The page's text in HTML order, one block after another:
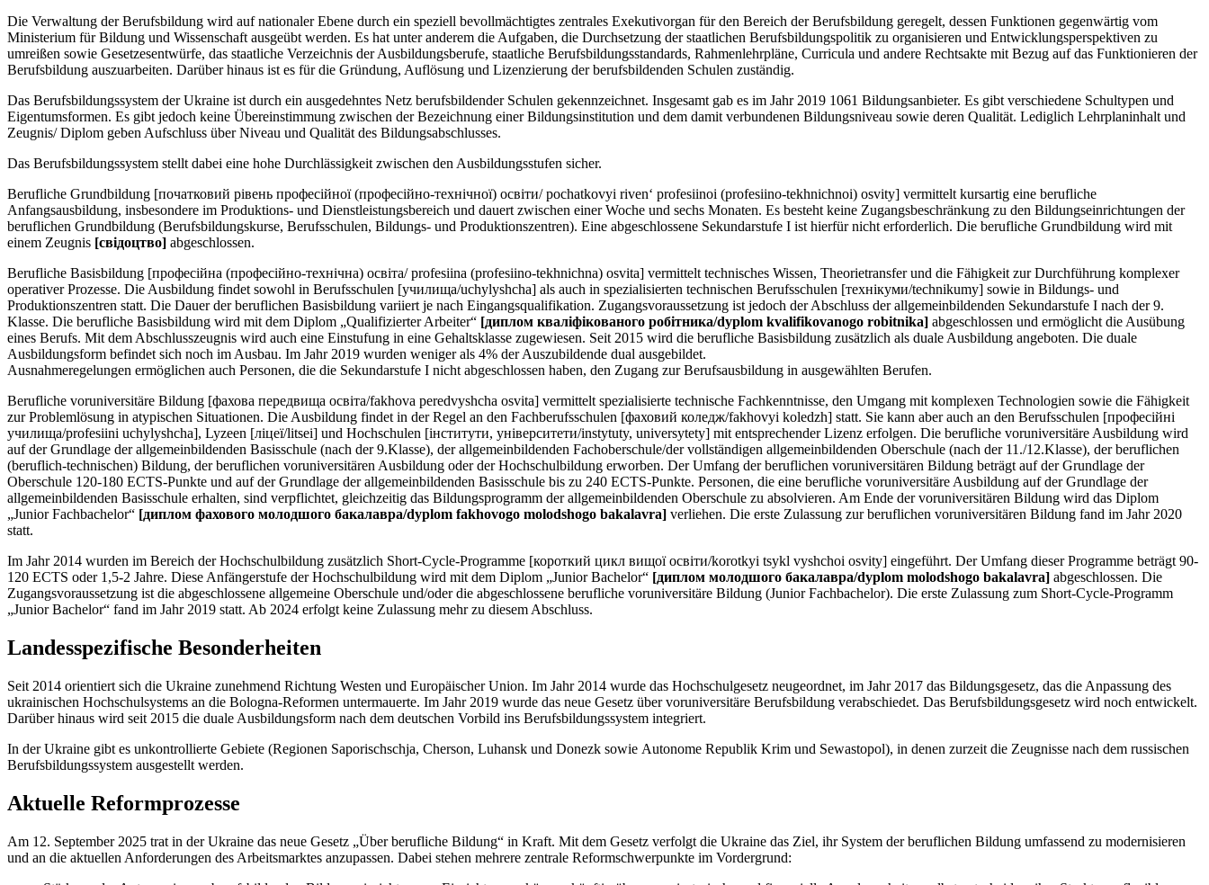
Die Verwaltung der Berufsbildung wird auf nationaler Ebene durch ein speziell bevollmächtigtes zentrales Exekutivorgan für den Bereich der Berufsbildung geregelt, dessen Funktionen gegenwärtig vom
Ministerium für Bildung und Wissenschaft ausgeübt werden. Es hat unter anderem die Aufgaben, die Durchsetzung der staatlichen Berufsbildungspolitik zu organisieren und Entwicklungsperspektiven zu
umreißen sowie Gesetzesentwürfe, das staatliche Verzeichnis der Ausbildungsberufe, staatliche Berufsbildungsstandards, Rahmenlehrpläne, Curricula und andere Rechtsakte mit Bezug auf das Funktionieren der
Berufsbildung auszuarbeiten. Darüber hinaus ist es für die Gründung, Auflösung und Lizenzierung der berufsbildenden Schulen zuständig.
Das Berufsbildungssystem der Ukraine ist durch ein ausgedehntes Netz berufsbildender Schulen gekennzeichnet. Insgesamt gab es im Jahr 2019 1061 Bildungsanbieter. Es gibt verschiedene Schultypen und
Eigentumsformen. Es gibt jedoch keine Übereinstimmung zwischen der Bezeichnung einer Bildungsinstitution und dem damit verbundenen Bildungsniveau sowie deren Qualität. Lediglich Lehrplaninhalt und
Zeugnis/ Diplom geben Aufschluss über Niveau und Qualität des Bildungsabschlusses.
Das Berufsbildungssystem stellt dabei eine hohe Durchlässigkeit zwischen den Ausbildungsstufen sicher.
Berufliche Grundbildung [початковий рівень професійної (професійно-технічної) освіти/ pochatkovyi riven‘ profesiinoi (profesiino-tekhnichnoi) osvity] vermittelt kursartig eine berufliche
Anfangsausbildung, insbesondere im Produktions- und Dienstleistungsbereich und dauert zwischen einer Woche und sechs Monaten. Es besteht keine Zugangsbeschränkung zu den Bildungseinrichtungen der
beruflichen Grundbildung (Berufsbildungskurse, Berufsschulen, Bildungs- und Produktionszentren). Eine abgeschlossene Sekundarstufe I ist hierfür nicht erforderlich. Die berufliche Grundbildung wird mit
einem Zeugnis [свiдоцтво] abgeschlossen.
Berufliche Basisbildung [професійна (професійно-технічна) освіта/ profesiina (profesiino-tekhnichna) osvita] vermittelt technisches Wissen, Theorietransfer und die Fähigkeit zur Durchführung komplexer
operativer Prozesse. Die Ausbildung findet sowohl in Berufsschulen [училища/uchylyshcha] als auch in spezialisierten technischen Berufsschulen [технікуми/technikumy] sowie in Bildungs- und
Produktionszentren statt. Die Dauer der beruflichen Basisbildung variiert je nach Eingangsqualifikation. Zugangsvoraussetzung ist jedoch der Abschluss der allgemeinbildenden Sekundarstufe I nach der 9.
Klasse. Die berufliche Basisbildung wird mit dem Diplom „Qualifizierter Arbeiter“ [диплом кваліфікованого робітника/dyplom kvalifikovanogo robitnika] abgeschlossen und ermöglicht die Ausübung
eines Berufs. Mit dem Abschlusszeugnis wird auch eine Einstufung in eine Gehaltsklasse zugewiesen. Seit 2015 wird die berufliche Basisbildung zusätzlich als duale Ausbildung angeboten. Die duale
Ausbildungsform befindet sich noch im Ausbau. Im Jahr 2019 wurden weniger als 4% der Auszubildende dual ausgebildet.
Ausnahmeregelungen ermöglichen auch Personen, die die Sekundarstufe I nicht abgeschlossen haben, den Zugang zur Berufsausbildung in ausgewählten Berufen.
Berufliche voruniversitäre Bildung [фахова передвища освіта/fakhova peredvyshcha osvita] vermittelt spezialisierte technische Fachkenntnisse, den Umgang mit komplexen Technologien sowie die Fähigkeit
zur Problemlösung in atypischen Situationen. Die Ausbildung findet in der Regel an den Fachberufsschulen [фаховий коледж/fakhovyi koledzh] statt. Sie kann aber auch an den Berufsschulen [професійні
училища/profesiini uchylyshcha], Lyzeen [ліцеї/litsei] und Hochschulen [інститути, університети/instytuty, universytety] mit entsprechender Lizenz erfolgen. Die berufliche voruniversitäre Ausbildung wird
auf der Grundlage der allgemeinbildenden Basisschule (nach der 9.Klasse), der allgemeinbildenden Fachoberschule/der vollständigen allgemeinbildenden Oberschule (nach der 11./12.Klasse), der beruflichen
(beruflich-technischen) Bildung, der beruflichen voruniversitären Ausbildung oder der Hochschulbildung erworben. Der Umfang der beruflichen voruniversitären Bildung beträgt auf der Grundlage der
Oberschule 120-180 ECTS-Punkte und auf der Grundlage der allgemeinbildenden Basisschule bis zu 240 ECTS-Punkte. Personen, die eine berufliche voruniversitäre Ausbildung auf der Grundlage der
allgemeinbildenden Basisschule erhalten, sind verpflichtet, gleichzeitig das Bildungsprogramm der allgemeinbildenden Oberschule zu absolvieren. Am Ende der voruniversitären Bildung wird das Diplom
„Junior Fachbachelor“ [диплом фахового молодшого бакалавра/dyplom fakhovogo molodshogo bakalavra] verliehen. Die erste Zulassung zur beruflichen voruniversitären Bildung fand im Jahr 2020
statt.
Im Jahr 2014 wurden im Bereich der Hochschulbildung zusätzlich Short-Cycle-Programme [короткий цикл вищої освіти/korotkyi tsykl vyshchoi osvity] eingeführt. Der Umfang dieser Programme beträgt 90-
120 ECTS oder 1,5-2 Jahre. Diese Anfängerstufe der Hochschulbildung wird mit dem Diplom „Junior Bachelor“ [диплом молодшого бакалавра/dyplom molodshogo bakalavra] abgeschlossen. Die
Zugangsvoraussetzung ist die abgeschlossene allgemeine Oberschule und/oder die abgeschlossene berufliche voruniversitäre Bildung (Junior Fachbachelor). Die erste Zulassung zum Short-Cycle-Programm
„Junior Bachelor“ fand im Jahr 2019 statt. Ab 2024 erfolgt keine Zulassung mehr zu diesem Abschluss.
Landesspezifische Besonderheiten
Seit 2014 orientiert sich die Ukraine zunehmend Richtung Westen und Europäischer Union. Im Jahr 2014 wurde das Hochschulgesetz neugeordnet, im Jahr 2017 das Bildungsgesetz, das die Anpassung des
ukrainischen Hochschulsystems an die Bologna-Reformen untermauerte. Im Jahr 2019 wurde das neue Gesetz über voruniversitäre Berufsbildung verabschiedet. Das Berufsbildungsgesetz wird noch entwickelt.
Darüber hinaus wird seit 2015 die duale Ausbildungsform nach dem deutschen Vorbild ins Berufsbildungssystem integriert.
In der Ukraine gibt es unkontrollierte Gebiete (Regionen Saporischschja, Cherson, Luhansk und Donezk sowie Autonome Republik Krim und Sewastopol), in denen zurzeit die Zeugnisse nach dem russischen
Berufsbildungssystem ausgestellt werden.
Aktuelle Reformprozesse
Am 12. September 2025 trat in der Ukraine das neue Gesetz „Über berufliche Bildung“ in Kraft. Mit dem Gesetz verfolgt die Ukraine das Ziel, ihr System der beruflichen Bildung umfassend zu modernisieren
und an die aktuellen Anforderungen des Arbeitsmarktes anzupassen. Dabei stehen mehrere zentrale Reformschwerpunkte im Vordergrund: